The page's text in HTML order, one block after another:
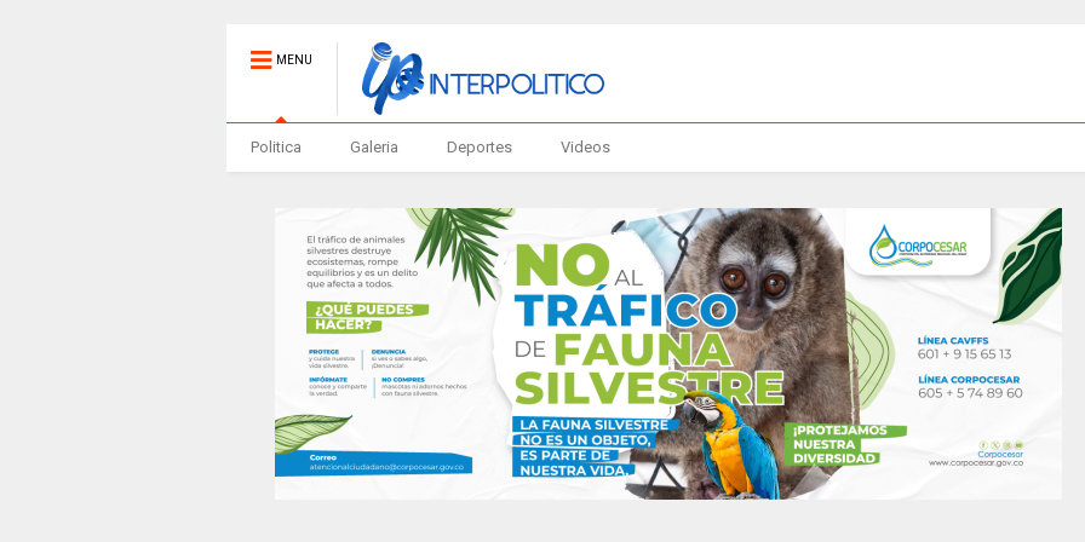
MENU
Politica Galeria Deportes Videos